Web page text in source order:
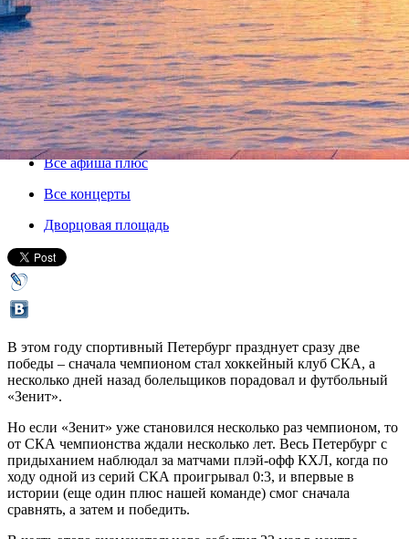
В Петербурге пройдет парад
чемпионов в честь СКА
23 мая 2015, суббота,16.00
Версия для печати
Все афиша плюс
Все концерты
Дворцовая площадь
В этом году спортивный Петербург празднует сразу две
победы – сначала чемпионом стал хоккейный клуб СКА, а
несколько дней назад болельщиков порадовал и футбольный
«Зенит».
Но если «Зенит» уже становился несколько раз чемпионом, то
от СКА чемпионства ждали несколько лет. Весь Петербург с
придыханием наблюдал за матчами плэй-офф КХЛ, когда по
ходу одной из серий СКА проигрывал 0:3, и впервые в
истории (еще один плюс нашей команде) смог сначала
сравнять, а затем и победить.